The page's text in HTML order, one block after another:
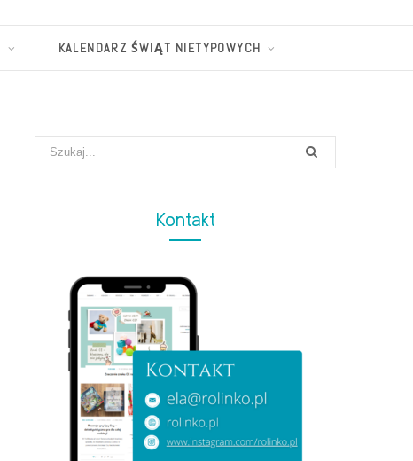
KALENDARZ ŚWIĄT NIETYPOWYCH
Search
for:
Kontakt